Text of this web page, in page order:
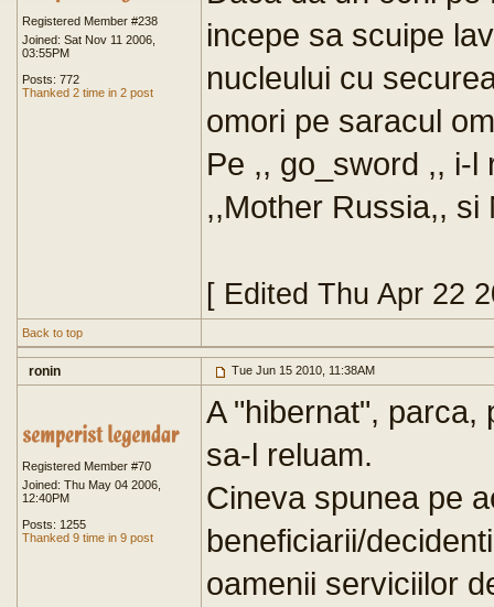
Registered Member #238
Joined: Sat Nov 11 2006,
03:55PM
Posts: 772
Thanked 2 time in 2 post
incepe sa scuipe
nucleului cu
omori pe saracul
Pe ,, go_sword ,, i-l
,,Mother Russia,,
[ Edited Thu Apr 22
Back to top
ronin Tue Jun 15 2010, 11:38AM
Registered Member #70
Joined: Thu May 04 2006,
12:40PM
Posts: 1255
Thanked 9 time in 9 post
A "hibernat", parca,
sa-l reluam.
Cineva spunea pe
beneficiarii/
oamenii serviciilor